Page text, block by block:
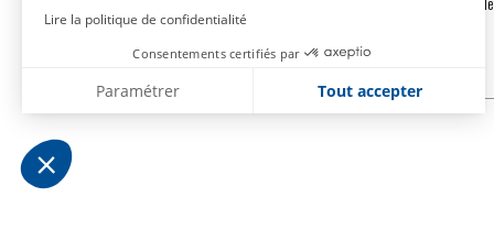
Lire la politique de confidentialité
Consentements certifiés par
Paramétrer Tout accepter
Notre plateforme vous permet d'adapter et de gérer